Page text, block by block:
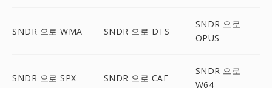
SNDR 으로 WMA SNDR 으로 DTS
SNDR 으로
OPUS
SNDR 으로 SPX SNDR 으로 CAF
SNDR 으로
W64